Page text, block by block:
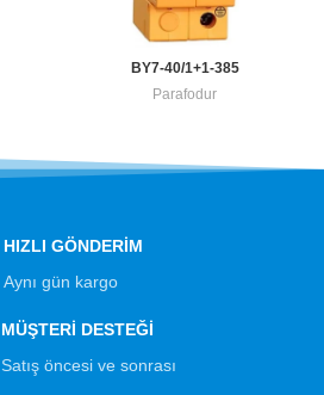
BY7-40/1+1-385
Parafodur
HIZLI GÖNDERİM
Aynı gün kargo
MÜŞTERİ DESTEĞİ
Satış öncesi ve sonrası